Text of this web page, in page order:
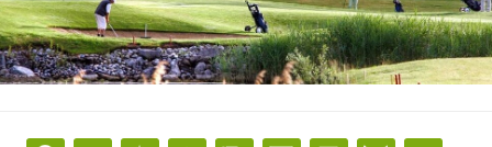
GOLF NEWS